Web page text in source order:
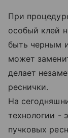
При
особый клей
быть черным
может
делает
реснички.
На
технологии -
пучковых